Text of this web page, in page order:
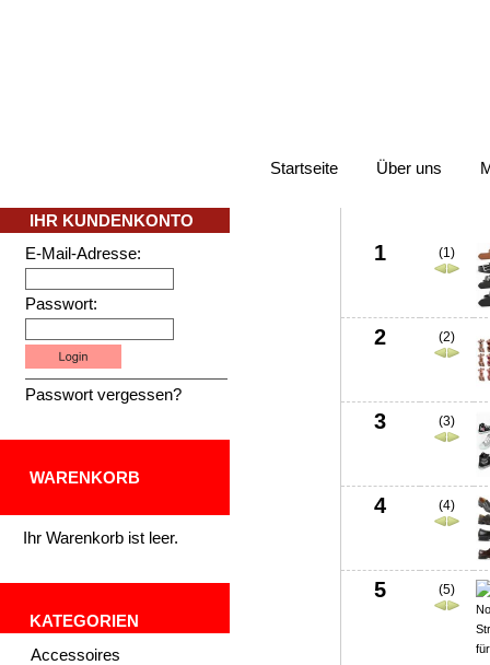
Startseite Über uns
IHR KUNDENKONTO
E-Mail-Adresse:
Passwort:
Passwort vergessen?
WARENKORB
Ihr Warenkorb ist leer.
KATEGORIEN
Accessoires
1 (1)
2 (2)
3 (3)
4 (4)
5 (5)